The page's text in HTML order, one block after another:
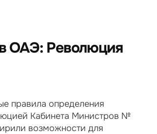
ОАЭ: Революция
правила определения
Кабинета Министров №
возможности для